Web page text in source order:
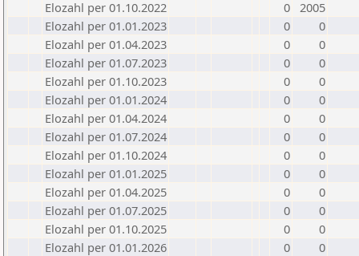
Elozahl per 01.10.2022
0 2005
Elozahl per 01.01.2023
0
0
Elozahl per 01.04.2023
0
0
Elozahl per 01.07.2023
0
0
Elozahl per 01.10.2023
0
0
Elozahl per 01.01.2024
0
0
Elozahl per 01.04.2024
0
0
Elozahl per 01.07.2024
0
0
Elozahl per 01.10.2024
0
0
Elozahl per 01.01.2025
0
0
Elozahl per 01.04.2025
0
0
Elozahl per 01.07.2025
0
0
Elozahl per 01.10.2025
0
0
Elozahl per 01.01.2026
0
0